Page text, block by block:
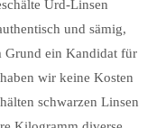
Urd-Linsen
und sämig,
Grund ein Kandidat für
wir keine Kosten
schwarzen Linsen